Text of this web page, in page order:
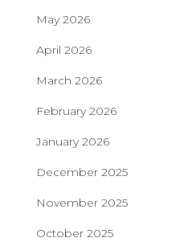
May 2026
April 2026
March 2026
February 2026
January 2026
December 2025
November 2025
October 2025